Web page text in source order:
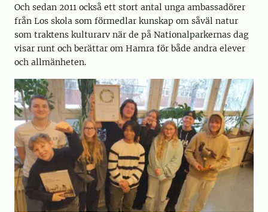
Och sedan 2011 också ett stort antal unga ambassadörer
från Los skola som förmedlar kunskap om såväl natur
som traktens kulturarv när de på Nationalparkernas dag
visar runt och berättar om Hamra för både andra elever
och allmänheten.